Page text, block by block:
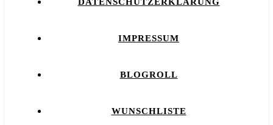
IMPRESSUM
BLOGROLL
WUNSCHLISTE